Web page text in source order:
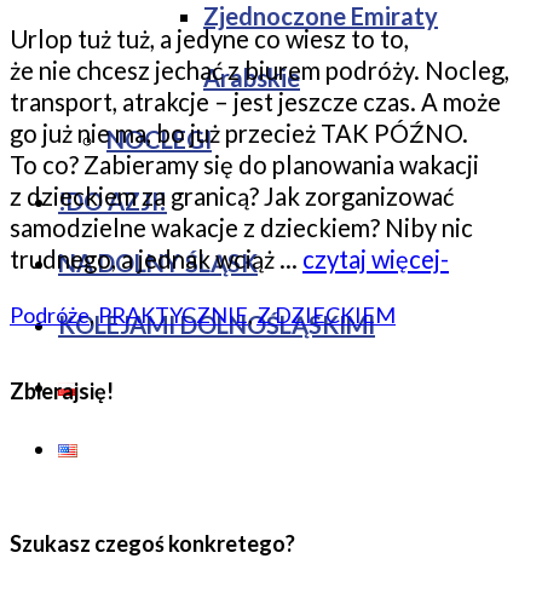
Zjednoczone Emiraty
Arabskie
NOCLEGI
!DO AZJI!
NA DOLNY ŚLĄSK
KOLEJAMI DOLNOŚLĄSKIMI
Urlop tuż tuż, a jedyne co wiesz to to,
że nie chcesz jechać z biurem podróży. Nocleg,
transport, atrakcje – jest jeszcze czas. A może
go już nie ma, bo już przecież TAK PÓŹNO.
To co? Zabieramy się do planowania wakacji
z dzieckiem za granicą? Jak zorganizować
samodzielne wakacje z dzieckiem? Niby nic
trudnego, a jednak wciąż … czytaj więcej-
Podróże,PRAKTYCZNIE,Z DZIECKIEM
Zbierajsię!
Szukasz czegoś konkretego?